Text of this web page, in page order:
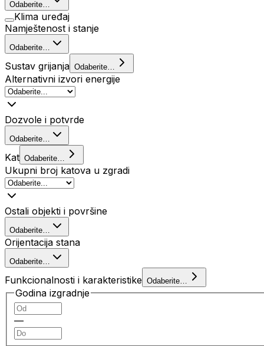
Odaberite…
Klima uređaj
Namještenost i stanje
Odaberite…
Sustav grijanja Odaberite…
Alternativni izvori energije
Dozvole i potvrde
Odaberite…
Kat Odaberite…
Ukupni broj katova u zgradi
Ostali objekti i površine
Odaberite…
Orijentacija stana
Odaberite…
Funkcionalnosti i karakteristike Odaberite…
Godina izgradnje
—